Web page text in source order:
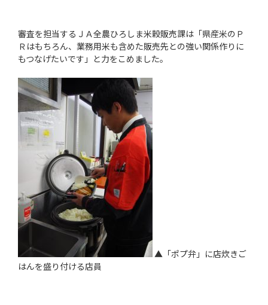
審査を担当するＪＡ全農ひろしま米穀販売課は「県産米のＰ
Ｒはもちろん、業務用米も含めた販売先との強い関係作りに
もつなげたいです」と力をこめました。
▲「ポプ弁」に店炊きご
はんを盛り付ける店員